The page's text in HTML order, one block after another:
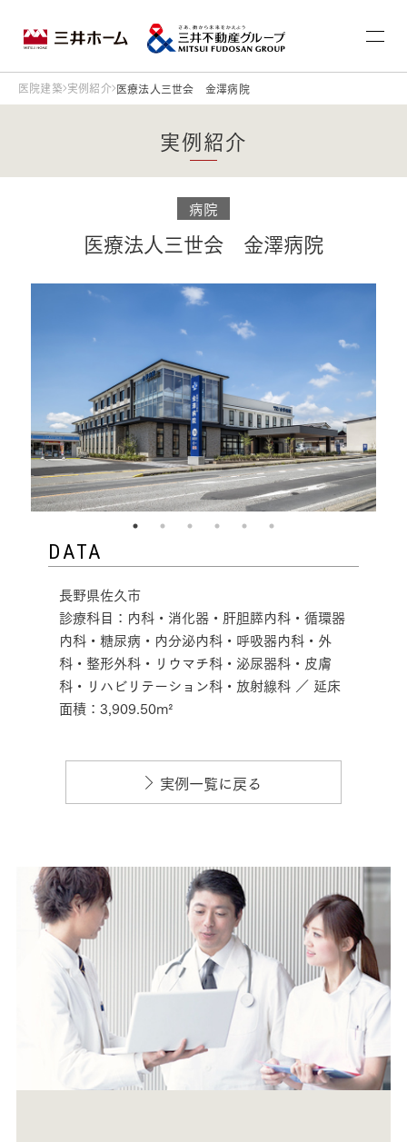
医院建築 実例紹介 医療法人三世会 金澤病院
実例紹介
病院
医療法人三世会 金澤病院
DATA
長野県佐久市
診療科目：内科・消化器・肝胆膵内科・循環器
内科・糖尿病・内分泌内科・呼吸器内科・外
科・整形外科・リウマチ科・泌尿器科・皮膚
科・リハビリテーション科・放射線科 ／ 延床
面積：3,909.50m²
実例一覧に戻る